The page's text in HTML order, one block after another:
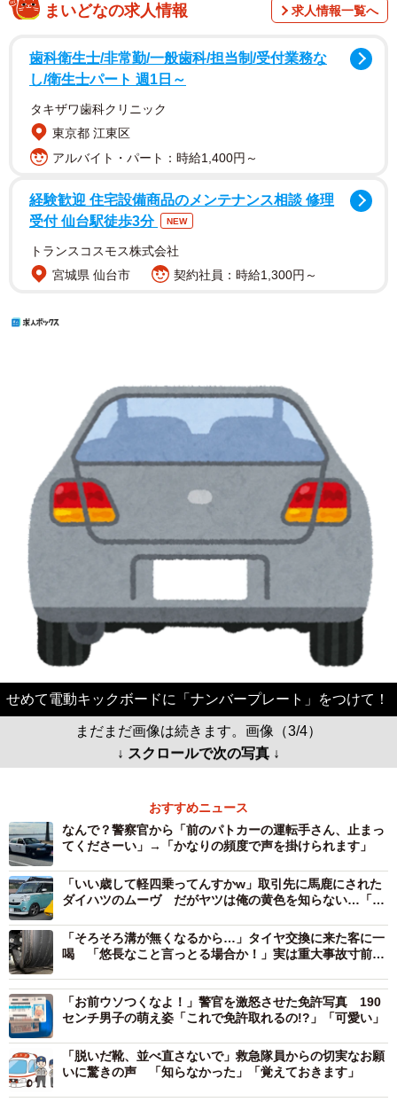
まいどなの求人情報 求人情報一覧へ
歯科衛生士/非常勤/一般歯科/担当制/受付業務な
し/衛生士パート 週1日～
タキザワ歯科クリニック
東京都 江東区
アルバイト・パート：時給1,400円～
経験歓迎 住宅設備商品のメンテナンス相談 修理
受付 仙台駅徒歩3分
NEW
トランスコスモス株式会社
宮城県 仙台市
契約社員：時給1,300円～
せめて電動キックボードに「ナンバープレート」をつけて！
まだまだ画像は続きます。画像（3/4）
↓ スクロールで次の写真 ↓
おすすめニュース
なんで？警察官から「前のパトカーの運転手さん、止まっ
てくださーい」→「かなりの頻度で声を掛けられます」
「いい歳して軽四乗ってんすかw」取引先に馬鹿にされた
ダイハツのムーヴ だがヤツは俺の黄色を知らない…「ギ
「そろそろ溝が無くなるから…」タイヤ交換に来た客に一
喝 「悠長なこと言っとる場合か！」実は重大事故寸前
「お前ウソつくなよ！」警官を激怒させた免許写真 190
センチ男子の萌え姿「これで免許取れるの!?」「可愛い」
「脱いだ靴、並べ直さないで」救急隊員からの切実なお願
いに驚きの声 「知らなかった」「覚えておきます」